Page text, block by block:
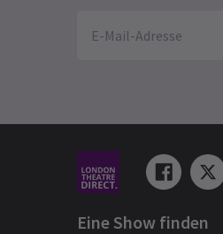
Eine Show finden